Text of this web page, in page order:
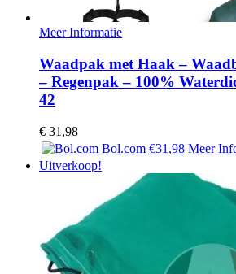
Meer Informatie
Waadpak met Haak –
– Regenpak – 100%
42
€ 31,98
Bol.com €31,98 Meer
Uitverkoop!